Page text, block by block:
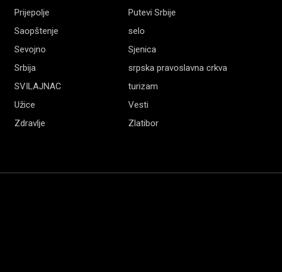
Prijepolje
Putevi Srbije
Saopštenje
selo
Sevojno
Sjenica
Srbija
srpska pravoslavna crkva
SVILAJNAC
turizam
Užice
Vesti
Zdravlje
Zlatibor